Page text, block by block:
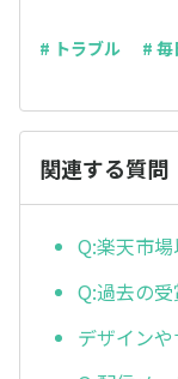
# トラブル #
関連する質問
Q:楽天市
Q:過去の
デザイン